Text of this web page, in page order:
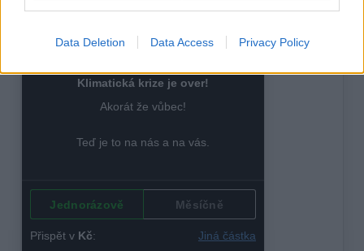
Data Deletion Data Access Privacy Policy